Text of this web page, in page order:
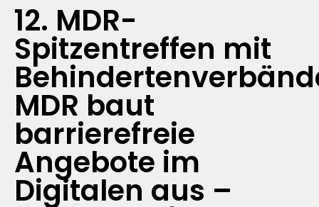
12. MDR-
Spitzentreffen mit
MDR baut
barrierefreie
Angebote im
Digitalen aus –